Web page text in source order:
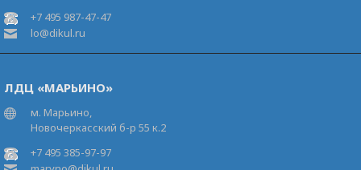
+7 495 987-47-47
lo@dikul.ru
ЛДЦ «МАРЬИНО»
м. Марьино,
Новочеркасский б-р 55 к.2
+7 495 385-97-97